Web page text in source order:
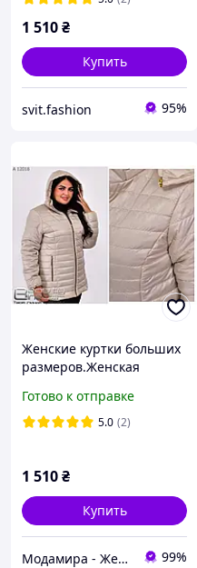
1 510₴
Купить
svit.fashion 95%
Женские куртки больших
размеров.Женская
Весенняя женская куртка
р-от 50 по 78 бежевая
Готово к отправке
5.0 (2)
1 510₴
Купить
Модамира - Женская одежда 99%